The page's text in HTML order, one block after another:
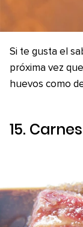
Si te gusta el
próxima vez
huevos como
15.